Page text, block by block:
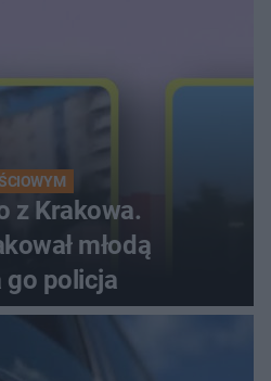
z Krakowa.
młodą
go policja